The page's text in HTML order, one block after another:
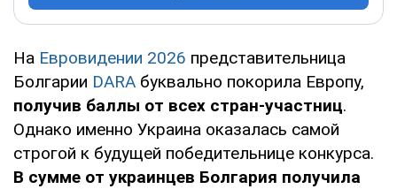
На Евровидении 2026 представительница
Болгарии DARA буквально покорила Европу,
получив баллы от всех стран-участниц.
Однако именно Украина оказалась самой
строгой к будущей победительнице конкурса.
В сумме от украинцев Болгария получила